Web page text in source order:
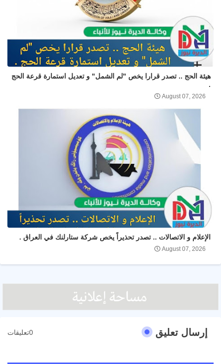
هيئة الحج .. تصدر قرارا يخص "لم الشمل" و تعديل استمارة قرعة الحج
.
August 07, 2026
الإعلام و الاتصالات .. تصدر تحذيراً يخص شركة ستارلنك في العراق .
August 07, 2026
إرسال تعليق 0تعليقات